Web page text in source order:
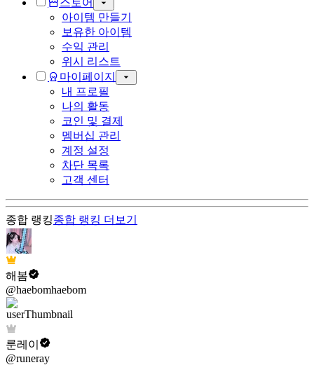
스토어
아이템 만들기
보유한 아이템
수익 관리
위시 리스트
마이페이지
내 프로필
나의 활동
코인 및 결제
멤버십 관리
계정 설정
차단 목록
고객 센터
종합 랭킹종합 랭킹 더보기
해봄
@haebomhaebom
룬레이
@runeray